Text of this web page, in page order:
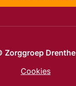
Zorggroep Drenthe
Cookies